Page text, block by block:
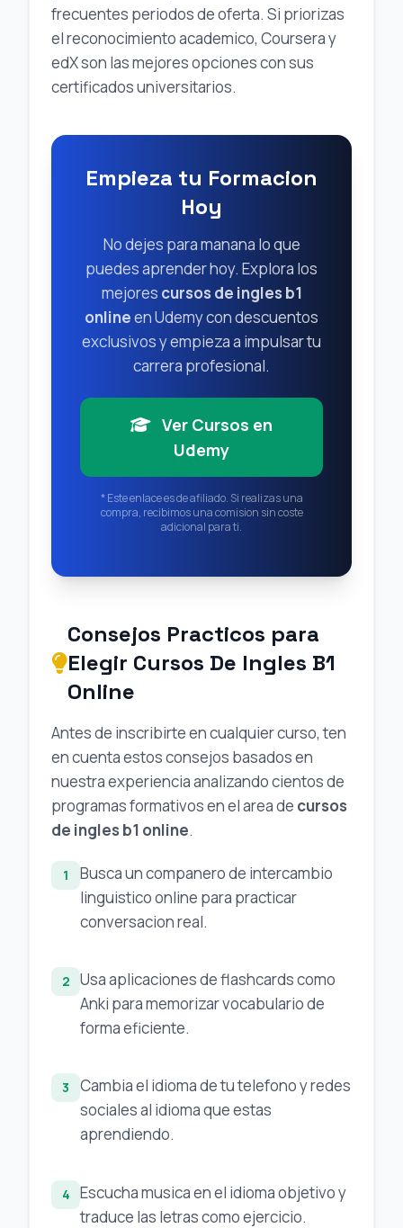
frecuentes periodos de oferta. Si priorizas
el reconocimiento academico, Coursera y
edX son las mejores opciones con sus
certificados universitarios.
Empieza tu Formacion
Hoy
No dejes para manana lo que
puedes aprender hoy. Explora los
mejores cursos de ingles b1
onlineen Udemy con descuentos
exclusivos y empieza a impulsar tu
carrera profesional.
Ver Cursos en
Udemy
* Este enlace es de afiliado. Si realizas una
compra, recibimos una comision sin coste
adicional para ti.
Consejos Practicos para
Elegir Cursos De Ingles B1
Online
Antes de inscribirte en cualquier curso, ten
en cuenta estos consejos basados en
nuestra experiencia analizando cientos de
programas formativos en el area de cursos
de ingles b1 online.
1
Busca un companero de intercambio
linguistico online para practicar
conversacion real.
2
Usa aplicaciones de flashcards como
Anki para memorizar vocabulario de
forma eficiente.
3
Cambia el idioma de tu telefono y redes
sociales al idioma que estas
aprendiendo.
4
Escucha musica en el idioma objetivo y
traduce las letras como ejercicio.